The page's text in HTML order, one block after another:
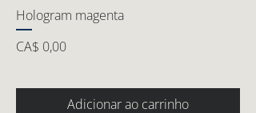
Hologram magenta
Preço
CA$ 0,00
Adicionar ao carrinho